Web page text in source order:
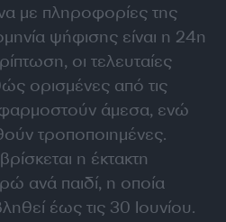
με πληροφορίες της
ψήφισης είναι η 24η
οι τελευταίες
ορισμένες από τις
άμεσα, ενώ
τροποποιημένες.
η έκτακτη
ανά παιδί, η οποία
έως τις 30 Ιουνίου.